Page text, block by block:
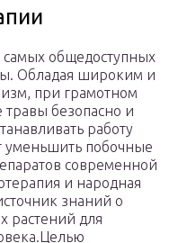
общедоступных
Обладая широким и
при грамотном
безопасно и
работу
уменьшить побочные
современной
и народная
знаний о
растений для